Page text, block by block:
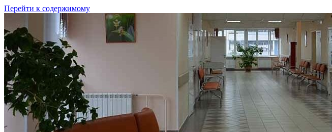
Перейти к содержимому